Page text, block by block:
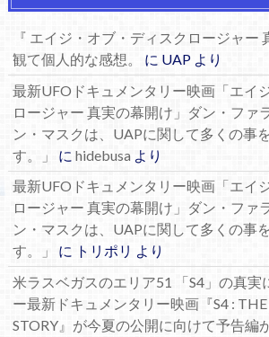
『 エイジ・オブ・ディスクロージャー
観て個人的な感想。
に UAPより
最新UFOドキュメンタリー映画「エイ
ロージャー 真実の幕開け」ダン・ファ
ン・マスクは、UAPに関して多くの事
す。」
に hidebusaより
最新UFOドキュメンタリー映画「エイ
ロージャー 真実の幕開け」ダン・ファ
ン・マスクは、UAPに関して多くの事
す。」
に トリポリ より
米ラスベガスのエリア51 「S4」の真実
ー最新ドキュメンタリー映画『S4 :
STORY』が今夏の公開に向けて予告編